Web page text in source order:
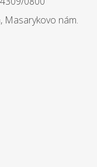
Masarykovo nám.